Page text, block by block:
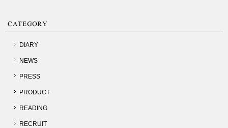
DIARY
NEWS
PRESS
PRODUCT
READING
RECRUIT